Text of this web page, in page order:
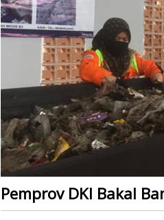
Pemprov DKI Bakal